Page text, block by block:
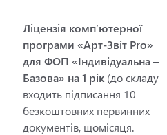
Ліцензія комп’ютерної
програми «Арт-Звіт Pro»
для ФОП «Індивідуальна –
Базова» на 1 рік (до складу
входить підписання 10
безкоштовних первинних
документів, щомісяця.